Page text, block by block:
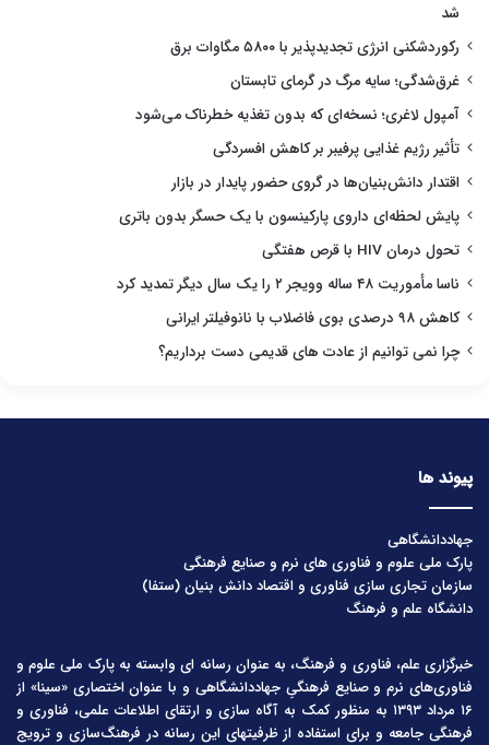
شد
رکوردشکنی انرژی تجدیدپذیر با ۵۸۰۰ مگاوات برق
غرق‌شدگی؛ سایه مرگ در گرمای تابستان
آمپول لاغری؛ نسخه‌ای که بدون تغذیه خطرناک می‌شود
تأثیر رژیم غذایی پرفیبر بر کاهش افسردگی
اقتدار دانش‌بنیان‌ها در گروی حضور پایدار در بازار
پایش لحظه‌ای داروی پارکینسون با یک حسگر بدون باتری
تحول درمان HIV با قرص هفتگی
ناسا مأموریت ۴۸ ساله وویجر ۲ را یک سال دیگر تمدید کرد
کاهش ۹۸ درصدی بوی فاضلاب با نانوفیلتر ایرانی
چرا نمی توانیم از عادت های قدیمی دست برداریم؟
پیوند ها
جهاددانشگاهی
پارک ملی علوم و فناوری های نرم و صنایع فرهنگی
سازمان تجاری سازی فناوری و اقتصاد دانش بنیان (ستفا)
دانشگاه علم و فرهنگ
خبرگزاری علم، فناوری و فرهنگ، به عنوان رسانه ای وابسته به پارک ملی علوم و
فناوری‌های نرم و صنایع فرهنگیِ جهاددانشگاهی و با عنوان اختصاری «سینا» از
۱۶ مرداد ۱۳۹۳ به منظور کمک به آگاه سازی و ارتقای اطلاعات علمی، فناوری و
فرهنگی جامعه و برای استفاده از ظرفیتهای این رسانه در فرهنگ‌سازی و ترویج